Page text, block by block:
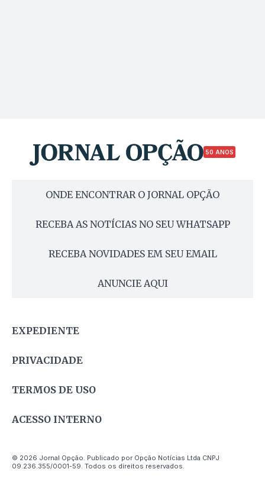
50 ANOS
ONDE ENCONTRAR O JORNAL OPÇÃO
RECEBA AS NOTÍCIAS NO SEU WHATSAPP
RECEBA NOVIDADES EM SEU EMAIL
ANUNCIE AQUI
EXPEDIENTE
PRIVACIDADE
TERMOS DE USO
ACESSO INTERNO
© 2026 Jornal Opção. Publicado por Opção Notícias Ltda CNPJ
09.236.355/0001-59. Todos os direitos reservados.